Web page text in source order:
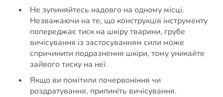
Не зупиняйтесь надовго на одному місці.
Незважаючи на те, що конструкція інструменту
попереджає тиск на шкіру тварини, грубе
вичісування із застосуванням сили може
спричинити подразнення шкіри, тому уникайте
зайвого тиску на неї.
Якщо ви помітили почервоніння чи
роздратування, припиніть вичісування.